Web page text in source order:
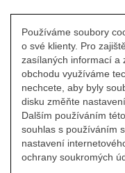
Používáme soubory
o své klienty. Pro
zasílaných informací a
obchodu využíváme
nechcete, aby byly
disku změňte
Dalším používáním
souhlas s používáním
nastavení
ochrany soukromých